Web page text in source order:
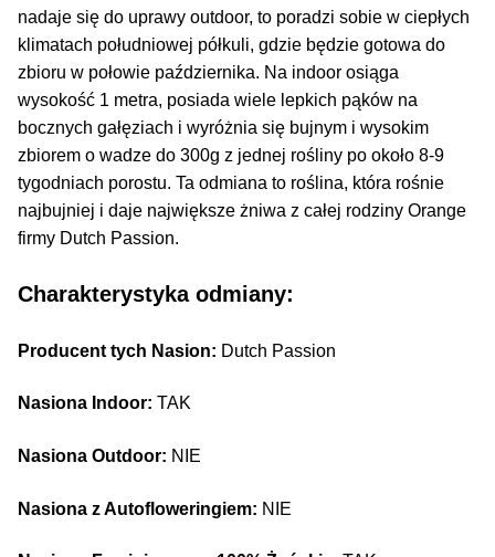
Kontakt
nadaje się do uprawy outdoor, to poradzi sobie w ciepłych
klimatach południowej półkuli, gdzie będzie gotowa do
zbioru w połowie października. Na indoor osiąga
wysokość 1 metra, posiada wiele lepkich pąków na
bocznych gałęziach i wyróżnia się bujnym i wysokim
zbiorem o wadze do 300g z jednej rośliny po około 8-9
tygodniach porostu. Ta odmiana to roślina, która rośnie
najbujniej i daje największe żniwa z całej rodziny Orange
firmy Dutch Passion.
Charakterystyka odmiany:
Producent tych Nasion: Dutch Passion
Nasiona Indoor: TAK
Nasiona Outdoor: NIE
Nasiona z Autofloweringiem: NIE